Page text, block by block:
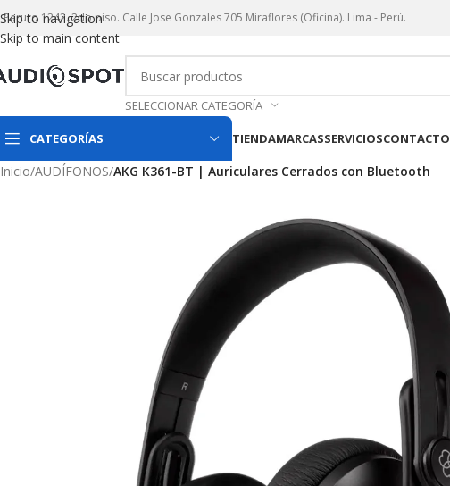
Skip to navigation
Skip to main content
Paruro 1242. 2do piso. Calle Jose Gonzales 705 Miraflores (Oficina). Lima - Perú.
SELECCIONAR CATEGORÍA
CATEGORÍAS TIENDAMARCASSERVICIOSCONTACTO
Inicio/AUDÍFONOS/AKG K361-BT | Auriculares Cerrados con Bluetooth